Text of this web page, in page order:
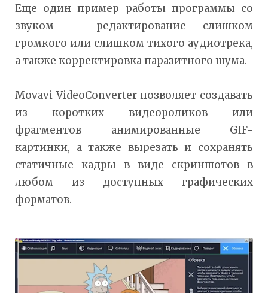
Еще один пример работы программы со
звуком – редактирование слишком
громкого или слишком тихого аудиотрека,
а также корректировка паразитного шума.
Movavi VideoConverter позволяет создавать
из коротких видеороликов или
фрагментов анимированные GIF-
картинки, а также вырезать и сохранять
статичные кадры в виде скриншотов в
любом из доступных графических
форматов.